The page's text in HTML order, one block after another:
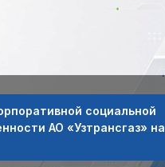
социальной
АО «Узтрансгаз» на